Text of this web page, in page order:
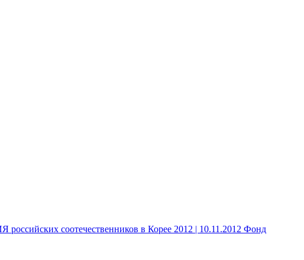
соотечественников в Корее 2012 | 10.11.2012 Фонд